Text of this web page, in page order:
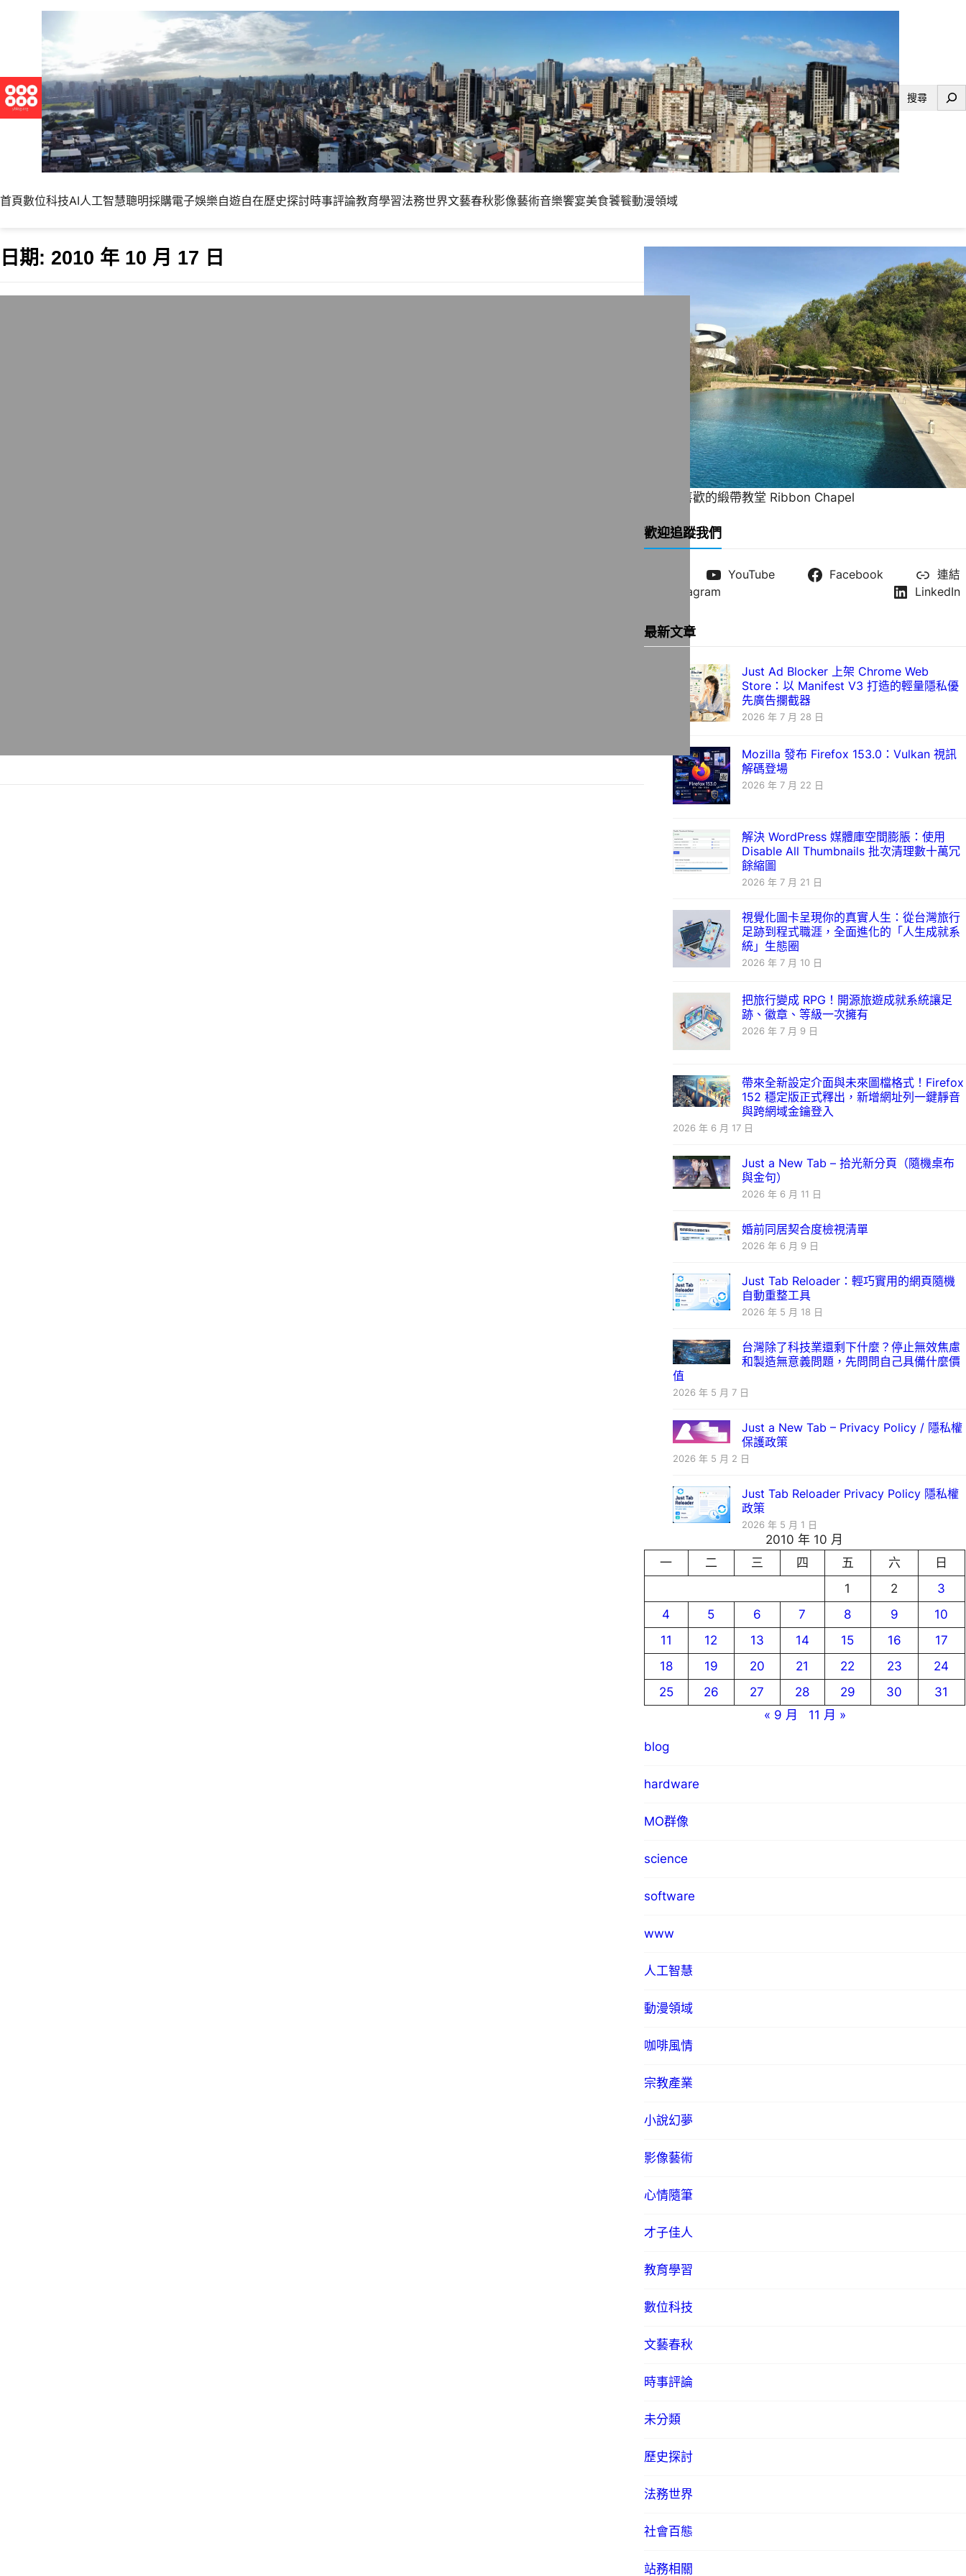
搜
首頁數位科技AI人工智慧聰明採購電子娛樂自遊自在歷史探討時事評論教育學習法務世界文藝春秋影像藝術音樂饗宴美食饕餮動漫領域
日期: 2010 年 10 月 17 日
一直很喜歡的緞帶教堂 Ribbon Chapel
歡迎追蹤我們
YouTube Facebook
連結
Instagram
LinkedIn
最新文章
Just Ad Blocker 上架 Chrome Web
Store：以 Manifest V3 打造的輕量隱私優
先廣告攔截器
2026 年 7 月 28 日
Mozilla 發布 Firefox 153.0：Vulkan 視訊
解碼登場
2026 年 7 月 22 日
解決 WordPress 媒體庫空間膨脹：使用
Disable All Thumbnails 批次清理數十萬冗
餘縮圖
2026 年 7 月 21 日
視覺化圖卡呈現你的真實人生：從台灣旅行
足跡到程式職涯，全面進化的「人生成就系
統」生態圈
2026 年 7 月 10 日
把旅行變成 RPG！開源旅遊成就系統讓足
跡、徽章、等級一次擁有
2026 年 7 月 9 日
帶來全新設定介面與未來圖檔格式！Firefox
152 穩定版正式釋出，新增網址列一鍵靜音
與跨網域金鑰登入
2026 年 6 月 17 日
Just a New Tab – 拾光新分頁（隨機桌布
與金句）
2026 年 6 月 11 日
婚前同居契合度檢視清單
2026 年 6 月 9 日
Just Tab Reloader：輕巧實用的網頁隨機
自動重整工具
2026 年 5 月 18 日
台灣除了科技業還剩下什麼？停止無效焦慮
和製造無意義問題，先問問自己具備什麼價
值
2026 年 5 月 7 日
Just a New Tab – Privacy Policy / 隱私權
保護政策
2026 年 5 月 2 日
Just Tab Reloader Privacy Policy 隱私權
政策
2026 年 5 月 1 日
2010 年 10 月
一
二 三 四 五 六
日
1
2
3
4
5 6 7 8 9
10
11
12 13 14 15 16
17
18
19 20 21 22 23
24
25
26 27 28 29 30
31
« 9 月
11 月 »
blog
hardware
MO群像
science
software
www
人工智慧
動漫領域
咖啡風情
宗教產業
小說幻夢
影像藝術
心情隨筆
才子佳人
教育學習
數位科技
文藝春秋
時事評論
未分類
歷史探討
法務世界
社會百態
站務相關